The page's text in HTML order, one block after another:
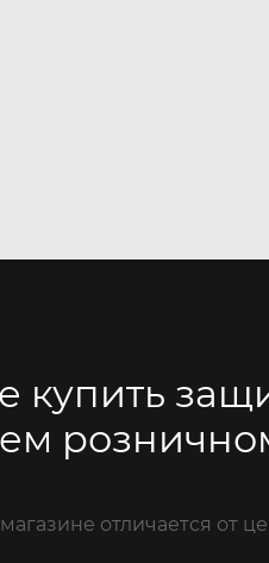
купить
отличается от